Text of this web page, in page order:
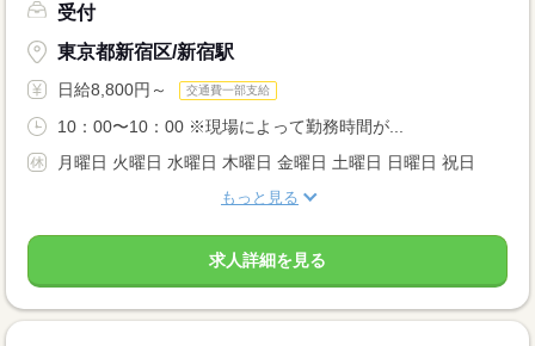
受付
東京都新宿区/新宿駅
日給8,800円～ 交通費一部支給
10：00〜10：00 ※現場によって勤務時間が...
月曜日 火曜日 水曜日 木曜日 金曜日 土曜日 日曜日 祝日
もっと見る
求人詳細を見る